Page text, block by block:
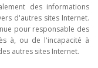
des informations
d'autres sites Internet.
pour responsable des
à, ou de l'incapacité à
autres sites Internet.